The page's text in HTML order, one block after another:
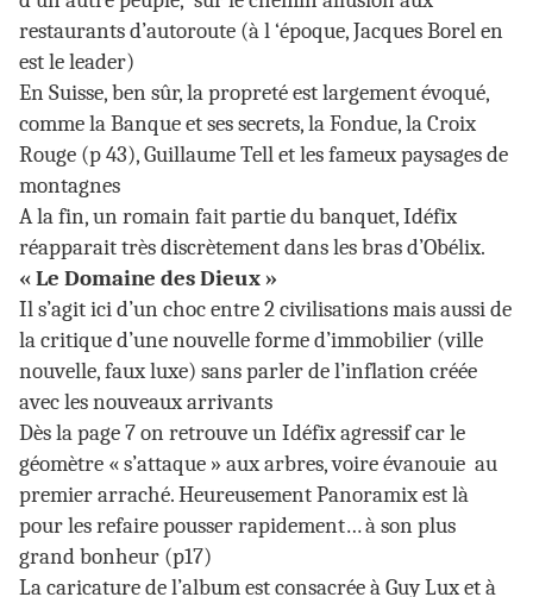
restaurants d’autoroute (à l ‘époque, Jacques Borel en
est le leader)
En Suisse, ben sûr, la propreté est largement évoqué,
comme la Banque et ses secrets, la Fondue, la Croix
Rouge (p 43), Guillaume Tell et les fameux paysages de
montagnes
A la fin, un romain fait partie du banquet, Idéfix
réapparait très discrètement dans les bras d’Obélix.
« Le Domaine des Dieux »
Il s’agit ici d’un choc entre 2 civilisations mais aussi de
la critique d’une nouvelle forme d’immobilier (ville
nouvelle, faux luxe) sans parler de l’inflation créée
avec les nouveaux arrivants
Dès la page 7 on retrouve un Idéfix agressif car le
géomètre « s’attaque » aux arbres, voire évanouie au
premier arraché. Heureusement Panoramix est là
pour les refaire pousser rapidement… à son plus
grand bonheur (p17)
La caricature de l’album est consacrée à Guy Lux et à